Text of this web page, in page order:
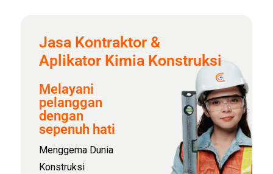
Jasa Kontraktor &
Aplikator Kimia Konstruksi
Melayani
pelanggan
dengan
sepenuh hati
Menggema Dunia
Konstruksi